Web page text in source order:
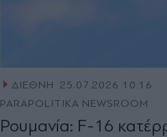
ΔΙΕΘΝΗ
25.07.2026 10:16
PARAPOLITIKA NEWSROOM
Ρουμανία: F-16